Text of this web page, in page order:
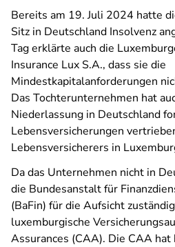
Bereits am 19. Juli 2024 hatte
Sitz in Deutschland Insolvenz
Tag erklärte auch die
Insurance Lux S.A., dass sie die
Mindestkapitalanforderungen
Das Tochterunternehmen hat
Niederlassung in Deutschland
Lebensversicherungen
Lebensversicherers in
Da das Unternehmen nicht in
die Bundesanstalt für
(BaFin) für die Aufsicht
luxemburgische
Assurances (CAA). Die CAA hat